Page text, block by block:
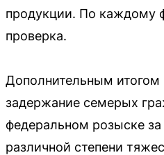
продукции. По каждому
проверка.
Дополнительным итогом
задержание семерых
федеральном розыске за
различной степени